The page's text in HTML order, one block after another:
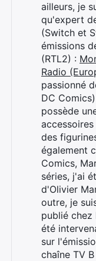
ailleurs, je
qu'expert
(Switch et
émissions
(RTL2) :
Radio
passionné
DC
possède
des
également
Comics,
séries, j'ai
d'Olivier
outre, je
publié chez
été
sur
chaîne TV